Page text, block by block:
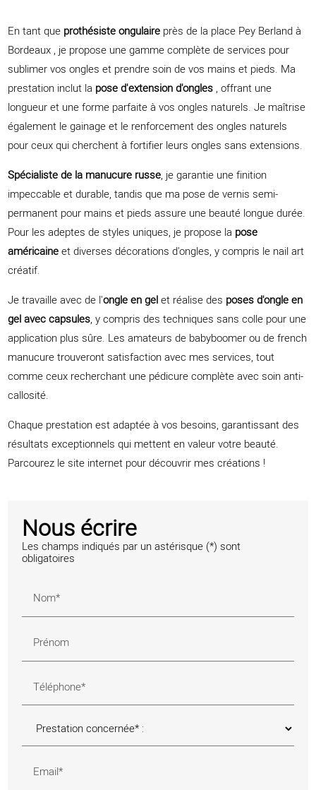
En tant que prothésiste ongulaire près de la place Pey Berland à
Bordeaux , je propose une gamme complète de services pour
sublimer vos ongles et prendre soin de vos mains et pieds. Ma
prestation inclut la pose d'extension d'ongles , offrant une
longueur et une forme parfaite à vos ongles naturels. Je maîtrise
également le gainage et le renforcement des ongles naturels
pour ceux qui cherchent à fortifier leurs ongles sans extensions.
Spécialiste de la manucure russe, je garantie une finition
impeccable et durable, tandis que ma pose de vernis semi-
permanent pour mains et pieds assure une beauté longue durée.
Pour les adeptes de styles uniques, je propose la pose
américaineet diverses décorations d'ongles, y compris le nail art
créatif.
Je travaille avec de l'ongle en gelet réalise des poses d'ongle en
gel avec capsules, y compris des techniques sans colle pour une
application plus sûre. Les amateurs de babyboomer ou de french
manucure trouveront satisfaction avec mes services, tout
comme ceux recherchant une pédicure complète avec soin anti-
callosité.
Chaque prestation est adaptée à vos besoins, garantissant des
résultats exceptionnels qui mettent en valeur votre beauté.
Parcourez le site internet pour découvrir mes créations !
Nous écrire
Les champs indiqués par un astérisque (*) sont
obligatoires
Nom*
Prénom
Téléphone*
Email*